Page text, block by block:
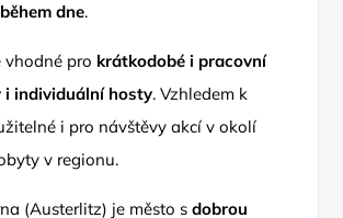
dne.
pro krátkodobé i pracovní
i individuální hosty. Vzhledem k
i pro návštěvy akcí v okolí
v regionu.
(Austerlitz) je město sdobrou